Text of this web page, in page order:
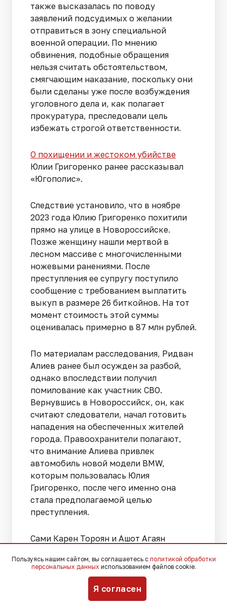
также высказалась по поводу
заявлений подсудимых о желании
отправиться в зону специальной
военной операции. По мнению
обвинения, подобные обращения
нельзя считать обстоятельством,
смягчающим наказание, поскольку они
были сделаны уже после возбуждения
уголовного дела и, как полагает
прокуратура, преследовали цель
избежать строгой ответственности.
О похищении и жестоком убийстве
Юлии Григоренко ранее рассказывал
«Югополис».
Следствие установило, что в ноябре
2023 года Юлию Григоренко похитили
прямо на улице в Новороссийске.
Позже женщину нашли мертвой в
лесном массиве с многочисленными
ножевыми ранениями. После
преступления ее супругу поступило
сообщение с требованием выплатить
выкуп в размере 26 биткойнов. На тот
момент стоимость этой суммы
оценивалась примерно в 87 млн рублей.
По материалам расследования, Ридван
Алиев ранее был осужден за разбой,
однако впоследствии получил
помилование как участник СВО.
Вернувшись в Новороссийск, он, как
считают следователи, начал готовить
нападения на обеспеченных жителей
города. Правоохранители полагают,
что внимание Алиева привлек
автомобиль новой модели BMW,
которым пользовалась Юлия
Григоренко, после чего именно она
стала предполагаемой целью
преступления.
Сами Карен Тороян и Ашот Агаян
участвовать в преступных действиях,
представившись руководителем
группы, якобы занимающейся
выявлением украинских диверсантов.
Пользуясь нашим сайтом, вы соглашаетесь с политикой обработки
персональных данных использованием файлов cookie.
Я согласен